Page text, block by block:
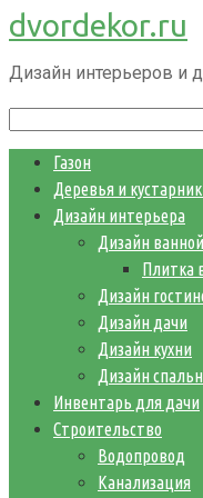
Перейти
к
контенту
dvordekor.ru
Дизайн интерьеров и
Газон
Деревья и
Дизайн интерьера
Дизайн ванной
Плитка
Дизайн
Дизайн дачи
Дизайн кухни
Дизайн
Инвентарь для дачи
Строительство
Водопровод
Канализация